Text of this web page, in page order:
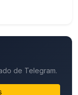
de Telegram.